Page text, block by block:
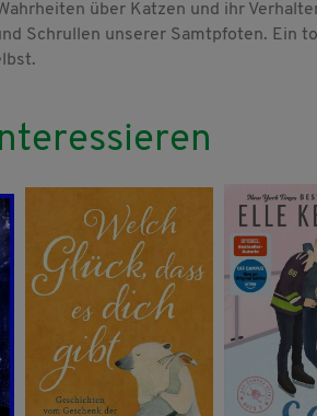
über Katzen und ihr
Schrullen unserer Samtpfoten. Ein